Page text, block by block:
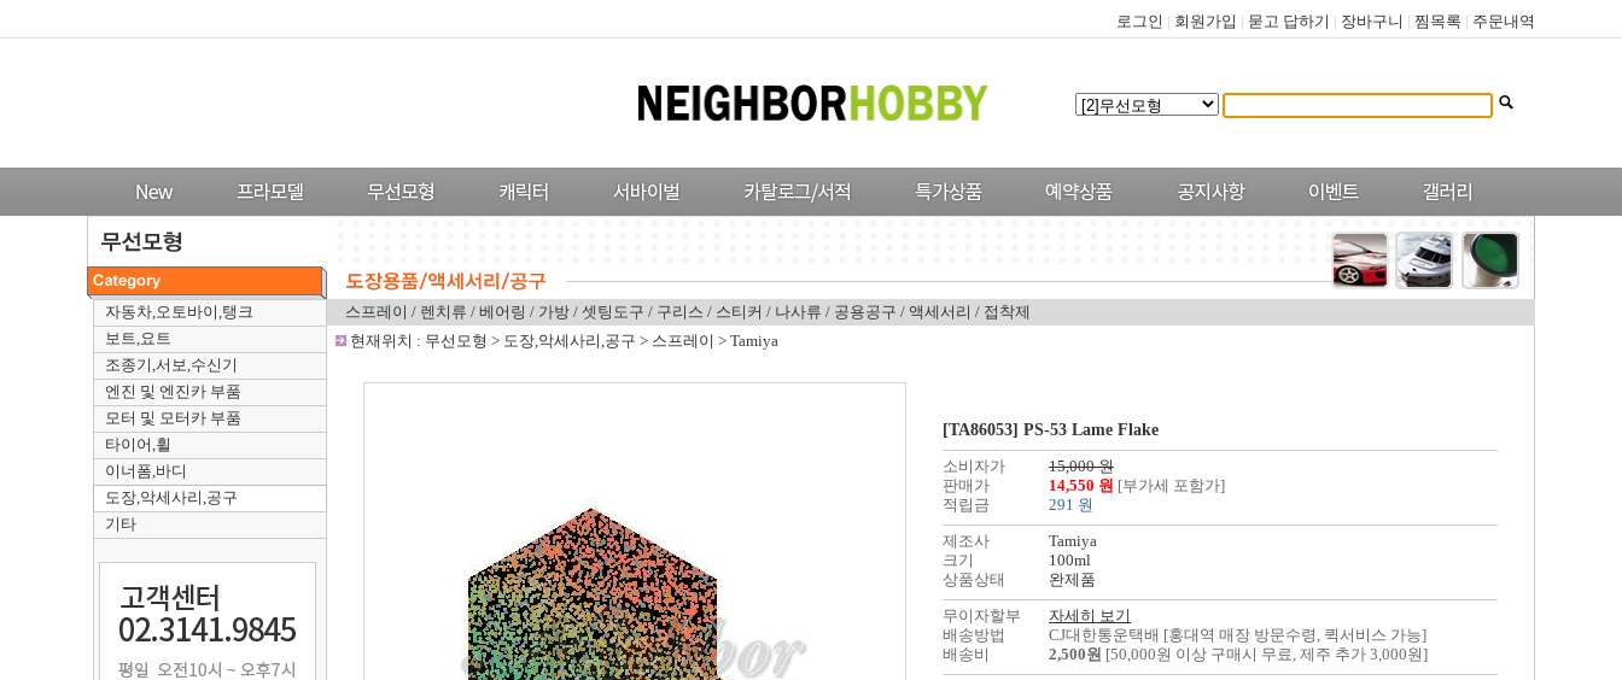
로그인 | 회원가입 | 묻고 답하기 | 장바구니 | 찜목록 | 주문내역
자동차,오토바이,탱크
보트,요트
조종기,서보,수신기
엔진 및 엔진카 부품
모터 및 모터카 부품
타이어,휠
이너폼,바디
도장,악세사리,공구
기타
스프레이 / 렌치류 / 베어링 / 가방 / 셋팅도구 / 구리스 / 스티커 / 나사류 / 공용공구 / 액세서리 / 접착제
현재위치 : 무선모형 > 도장,악세사리,공구 > 스프레이 > Tamiya
[TA86053] PS-53 Lame Flake
소비자가
15,000 원
판매가
14,550 원 [부가세 포함가]
적립금
291 원
제조사
Tamiya
크기
100ml
상품상태
완제품
무이자할부
자세히 보기
배송방법
CJ대한통운택배 [홍대역 매장 방문수령, 퀵서비스 가능]
배송비
2,500원 [50,000원 이상 구매시 무료, 제주 추가 3,000원]